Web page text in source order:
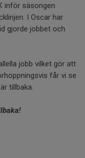
inför säsongen
I Oscar har
gjorde jobbet och
jobb vilket gör att
får vi se
tillbaka.